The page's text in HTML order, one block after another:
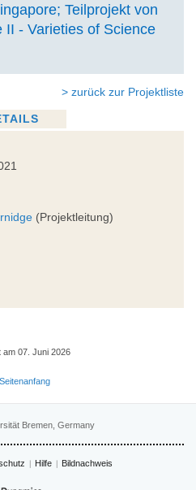
Teilprojekt von
II - Varieties of Science
> zurück zur Projektliste
(Projektleitung)
am 07. Juni 2026
Bremen, Germany
Hilfe Bildnachweis